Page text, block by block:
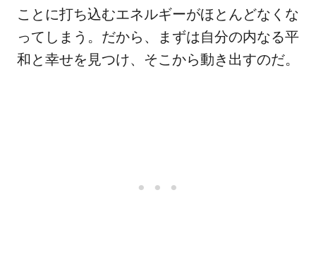
ことに打ち込むエネルギーがほとんどなくな
ってしまう。だから、まずは自分の内なる平
和と幸せを見つけ、そこから動き出すのだ。